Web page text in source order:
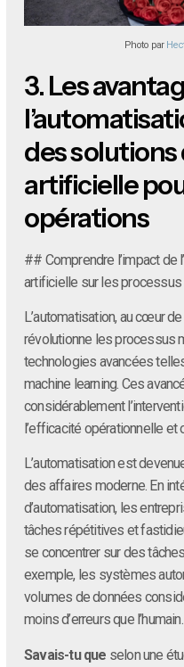
Photo par
3.Les
des
artificielle
opérations
## Comprendre l’impact de
artificielle sur les
L’automatisation, au cœur
révolutionne les processus
technologies avancées
machine learning. Ces
considérablement
l’efficacité opérationnelle
L’automatisation est
des affaires moderne. En
d’automatisation, les
tâches répétitives et
se concentrer sur des
exemple, les systèmes
volumes de données
moins d’erreurs que l’humain.
Savais-tu que selon une